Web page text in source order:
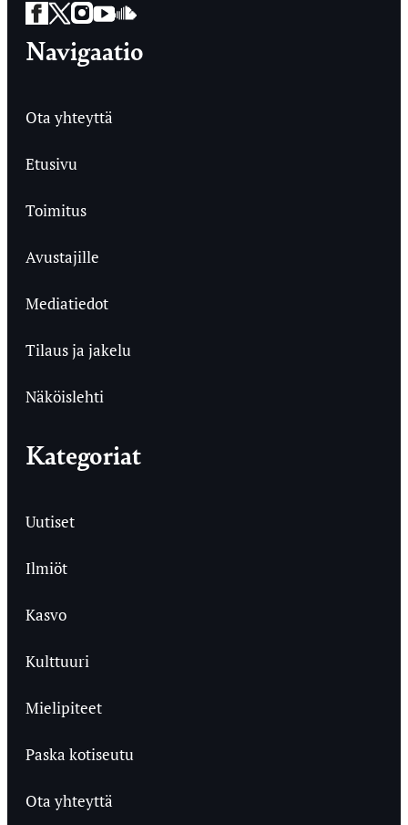
Facebook
Twitter
Instagram
YouTube
SoundCloud
Navigaatio
Ota yhteyttä
Etusivu
Toimitus
Avustajille
Mediatiedot
Tilaus ja jakelu
Näköislehti
Kategoriat
Uutiset
Ilmiöt
Kasvo
Kulttuuri
Mielipiteet
Paska kotiseutu
Ota yhteyttä